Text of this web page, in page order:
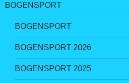
BOGENSPORT
BOGENSPORT
BOGENSPORT 2026
BOGENSPORT 2025